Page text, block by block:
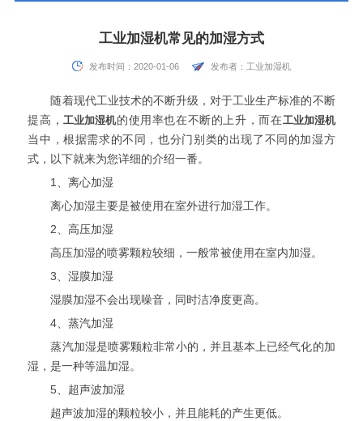
工业加湿机常见的加湿方式
发布时间：2020-01-06 发布者：工业加湿机
随着现代工业技术的不断升级，对于工业生产标准的不断
提高，工业加湿机的使用率也在不断的上升，而在工业加湿机
当中，根据需求的不同，也分门别类的出现了不同的加湿方
式，以下就来为您详细的介绍一番。
1、离心加湿
离心加湿主要是被使用在室外进行加湿工作。
2、高压加湿
高压加湿的喷雾颗粒较细，一般常被使用在室内加湿。
3、湿膜加湿
湿膜加湿不会出现噪音，同时洁净度更高。
4、蒸汽加湿
蒸汽加湿是喷雾颗粒非常小的，并且基本上已经气化的加
湿，是一种等温加湿。
5、超声波加湿
超声波加湿的颗粒较小，并且能耗的产生更低。